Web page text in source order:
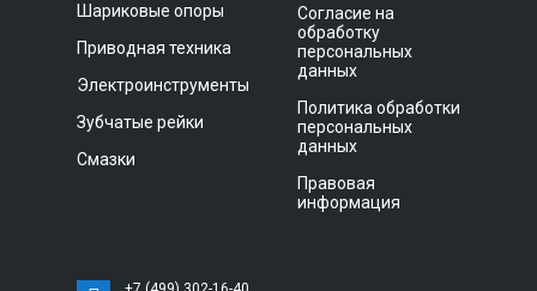
Шариковые опоры
Приводная техника
Электроинструменты
Зубчатые рейки
Смазки
Согласие на
обработку
персональных
данных
Политика обработки
персональных
данных
Правовая
информация